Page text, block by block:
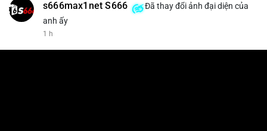
s666max1net S666
Đã thay đổi ảnh đại diện của
anh ấy
1 h